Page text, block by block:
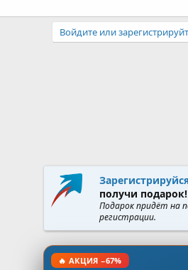
Войдите или
получи подарок!
Подарок придёт на
регистрации.
🔥 АКЦИЯ −67%